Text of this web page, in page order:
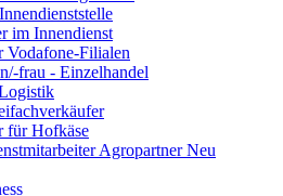
im Innendienst
Vodafone-Filialen
frau - Einzelhandel
für Hofkäse
Agropartner Neu